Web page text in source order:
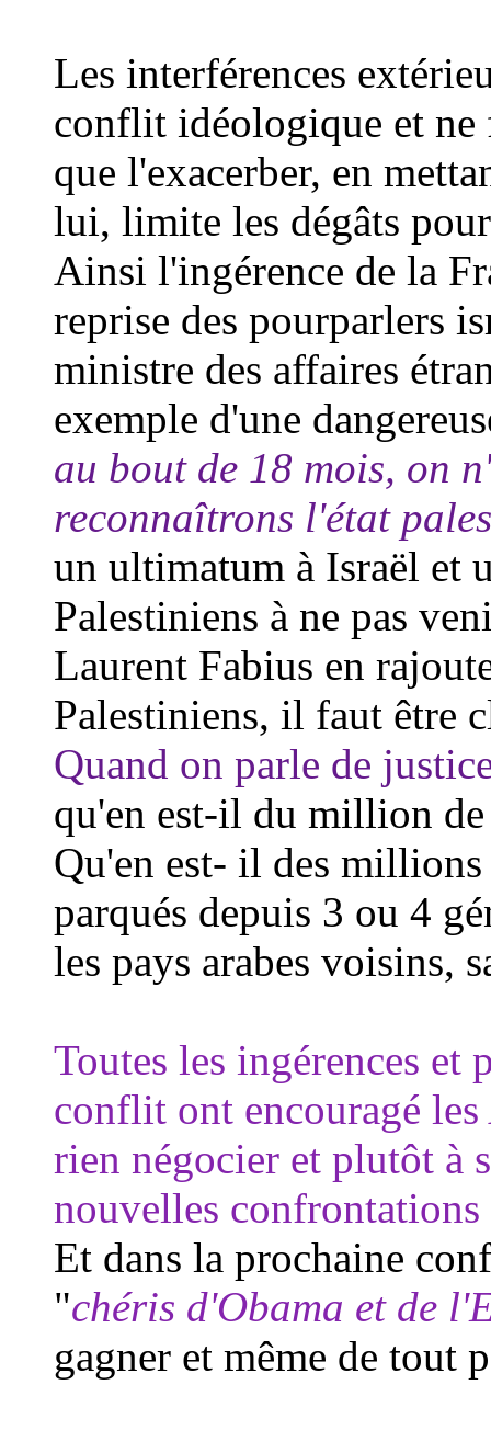
Les interférences
conflit idéologique et ne
que l'exacerber, en
lui, limite les dégâts
Ainsi l'ingérence de la
reprise des pourparlers
ministre des affaires
exemple d'une
au bout de 18 mois, on
reconnaîtrons l'état
un ultimatum à Israël et
Palestiniens à ne pas
Laurent Fabius en
Palestiniens, il faut être
Quand on parle de
qu'en est-il du million de
Qu'en est- il des
parqués depuis 3 ou 4
les pays arabes voisins,
Toutes les ingérences et
conflit ont encouragé les
rien négocier et plutôt à
nouvelles confrontations
Et dans la prochaine
"chéris d'Obama et de
gagner et même de tout